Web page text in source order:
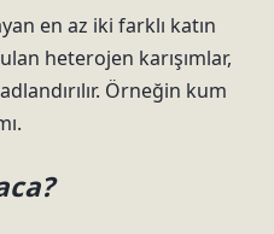
en az iki farklı katın
heterojen karışımlar,
Örneğin kum